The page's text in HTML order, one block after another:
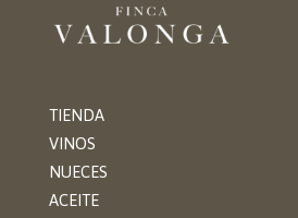
TIENDA
VINOS
NUECES
ACEITE